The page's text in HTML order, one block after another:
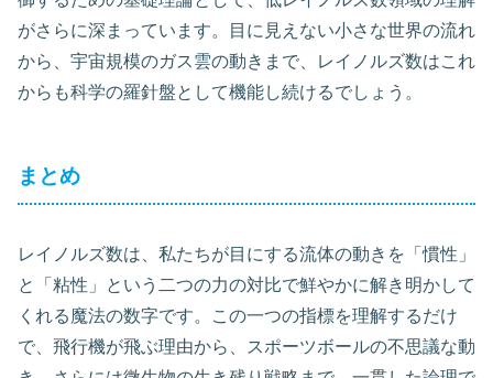
がさらに深まっています。目に見えない小さな世界の流れ
から、宇宙規模のガス雲の動きまで、レイノルズ数はこれ
からも科学の羅針盤として機能し続けるでしょう。
まとめ
レイノルズ数は、私たちが目にする流体の動きを「慣性」
と「粘性」という二つの力の対比で鮮やかに解き明かして
くれる魔法の数字です。この一つの指標を理解するだけ
で、飛行機が飛ぶ理由から、スポーツボールの不思議な動